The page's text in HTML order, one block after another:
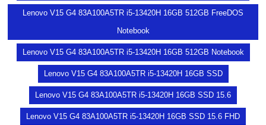
Lenovo V15 G4 83A100A5TR i5-13420H 16GB 512GB FreeDOS
Notebook
Lenovo V15 G4 83A100A5TR i5-13420H 16GB 512GB Notebook
Lenovo V15 G4 83A100A5TR i5-13420H 16GB SSD
Lenovo V15 G4 83A100A5TR i5-13420H 16GB SSD 15.6
Lenovo V15 G4 83A100A5TR i5-13420H 16GB SSD 15.6 FHD